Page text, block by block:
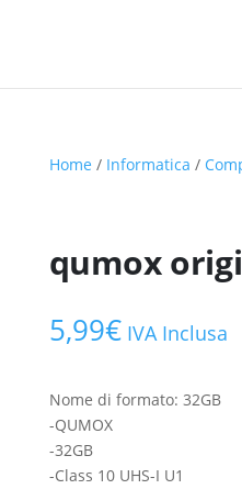
Home / Informatica /
qumox
5,99€ IVA Inclusa
Nome di formato: 32GB
-QUMOX
-32GB
-Class 10 UHS-I U1